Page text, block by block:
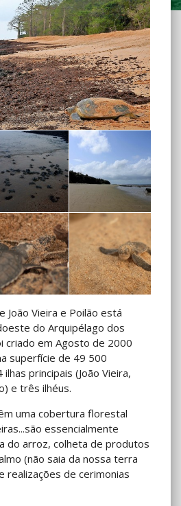
João Vieira e Poilão está
do Arquipélago dos
criado em Agosto de 2000
superfície de 49 500
principais (João Vieira,
e três ilhéus.
uma cobertura florestal
essencialmente
do arroz, colheta de produtos
(não saia da nossa terra
realizações de cerimonias